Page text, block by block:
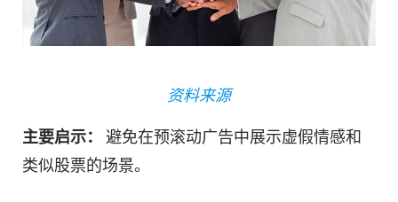
资料来源
主要启示： 避免在预滚动广告中展示虚假情感和
类似股票的场景。